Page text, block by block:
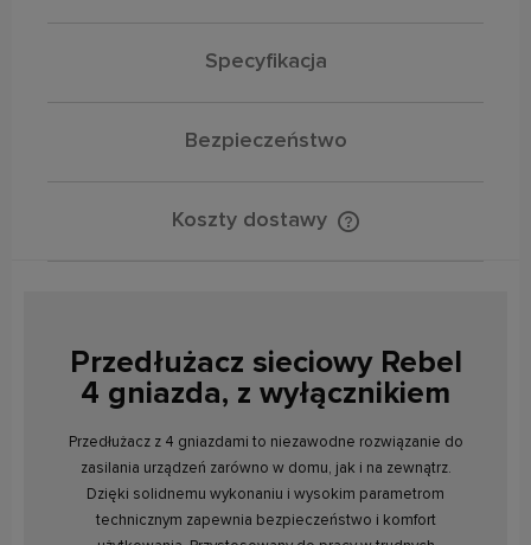
Specyfikacja
Bezpieczeństwo
Koszty dostawy
Przedłużacz sieciowy Rebel
4 gniazda, z wyłącznikiem
Przedłużacz z 4 gniazdami to niezawodne rozwiązanie do
zasilania urządzeń zarówno w domu, jak i na zewnątrz.
Dzięki solidnemu wykonaniu i wysokim parametrom
technicznym zapewnia bezpieczeństwo i komfort